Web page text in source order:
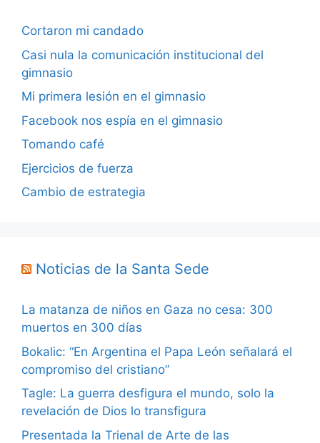
Cortaron mi candado
Casi nula la comunicación institucional del
gimnasio
Mi primera lesión en el gimnasio
Facebook nos espía en el gimnasio
Tomando café
Ejercicios de fuerza
Cambio de estrategia
Noticias de la Santa Sede
La matanza de niños en Gaza no cesa: 300
muertos en 300 días
Bokalic: “En Argentina el Papa León señalará el
compromiso del cristiano”
Tagle: La guerra desfigura el mundo, solo la
revelación de Dios lo transfigura
Presentada la Trienal de Arte de las